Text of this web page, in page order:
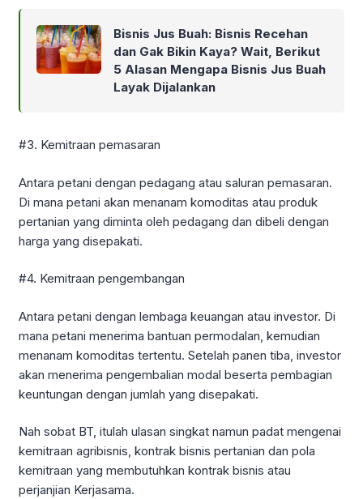
Bisnis Jus Buah: Bisnis Recehan
dan Gak Bikin Kaya? Wait, Berikut
5 Alasan Mengapa Bisnis Jus Buah
Layak Dijalankan
#3. Kemitraan pemasaran
Antara petani dengan pedagang atau saluran pemasaran.
Di mana petani akan menanam komoditas atau produk
pertanian yang diminta oleh pedagang dan dibeli dengan
harga yang disepakati.
#4. Kemitraan pengembangan
Antara petani dengan lembaga keuangan atau investor. Di
mana petani menerima bantuan permodalan, kemudian
menanam komoditas tertentu. Setelah panen tiba, investor
akan menerima pengembalian modal beserta pembagian
keuntungan dengan jumlah yang disepakati.
Nah sobat BT, itulah ulasan singkat namun padat mengenai
kemitraan agribisnis, kontrak bisnis pertanian dan pola
kemitraan yang membutuhkan kontrak bisnis atau
perjanjian Kerjasama.